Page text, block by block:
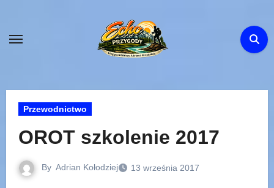
content
Przewodnictwo
OROT szkolenie 2017
By Adrian Kołodziej 13 września 2017